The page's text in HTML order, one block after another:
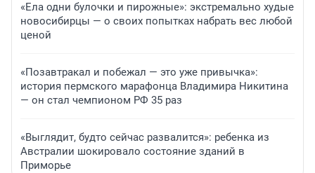
«Ела одни булочки и пирожные»: экстремально худые
новосибирцы — о своих попытках набрать вес любой
ценой
«Позавтракал и побежал — это уже привычка»:
история пермского марафонца Владимира Никитина
— он стал чемпионом РФ 35 раз
«Выглядит, будто сейчас развалится»: ребенка из
Австралии шокировало состояние зданий в
Приморье